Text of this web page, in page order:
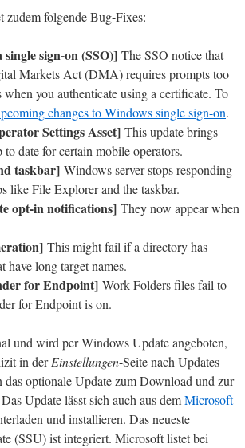
zudem folgende Bug-Fixes:
sign-on (SSO)] The SSO notice that
Markets Act (DMA) requires prompts too
you authenticate using a certificate. To
changes to Windows single sign-on.
Settings Asset] This update brings
date for certain mobile operators.
taskbar] Windows server stops responding
like File Explorer and the taskbar.
opt-in notifications] They now appear when
This might fail if a directory has
have long target names.
for Endpoint] Work Folders files fail to
for Endpoint is on.
und wird per Windows Update angeboten,
in derEinstellungen-Seite nach Updates
das optionale Update zum Download und zur
Update lässt sich auch aus demMicrosoft
und installieren. Das neueste
(SSU) ist integriert. Microsoft listet bei